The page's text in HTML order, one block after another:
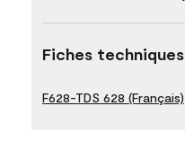
Fiches techniques
F628-TDS 628 (Français)